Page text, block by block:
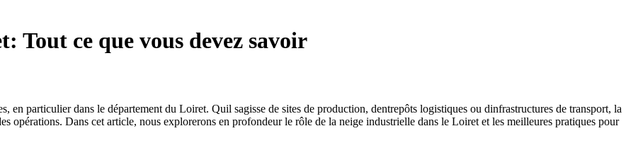
Tout ce que vous devez savoir
en particulier dans le département du Loiret. Quil sagisse de sites de production, dentrepôts logistiques ou dinfrastructures de transport, la
opérations. Dans cet article, nous explorerons en profondeur le rôle de la neige industrielle dans le Loiret et les meilleures pratiques pour